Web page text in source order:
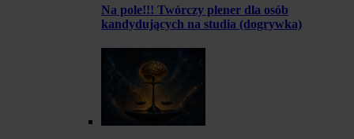
Na pole!!! Twórczy plener dla osób
kandydujących na studia (dogrywka)